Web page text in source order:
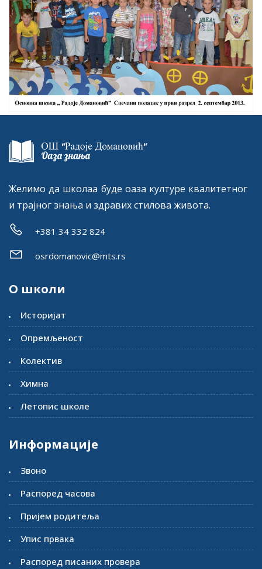
Желимо да школаа буде оаза културе квалитетног
и трајног знања и здравих стилова живота.
+381 34 332 824
osrdomanovic@mts.rs
О школи
Историјат
Опремљеност
Колектив
Химна
Летопис школе
Информације
Звоно
Распоред часова
Пријем родитеља
Упис првака
Распоред писаних провера